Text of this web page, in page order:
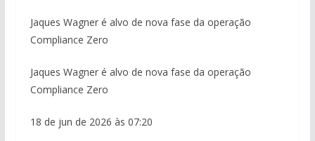
Jaques Wagner é alvo de nova fase da operação
Compliance Zero
Jaques Wagner é alvo de nova fase da operação
Compliance Zero
18 de jun de 2026 às 07:20